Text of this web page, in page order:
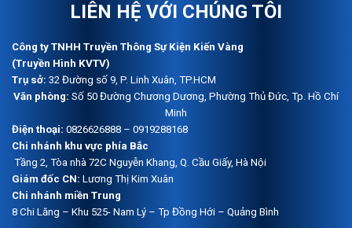
LIÊN HỆ VỚI CHÚNG TÔI
Công ty TNHH Truyền Thông Sự Kiện Kiến Vàng
(Truyền Hình KVTV)
Trụ sở: 32 Đường số 9, P. Linh Xuân, TP.HCM
Văn phòng: Số 50 Đường Chương Dương, Phường Thủ Đức, Tp. Hồ Chí
Minh
Điện thoại: 0826626888 – 0919288168
Chi nhánh khu vực phía Bắc
Tầng 2, Tòa nhà 72C Nguyễn Khang, Q. Cầu Giấy, Hà Nội
Giám đốc CN: Lương Thị Kim Xuân
Chi nhánh miền Trung
8 Chi Lăng – Khu 525- Nam Lý – Tp Đồng Hới – Quảng Bình